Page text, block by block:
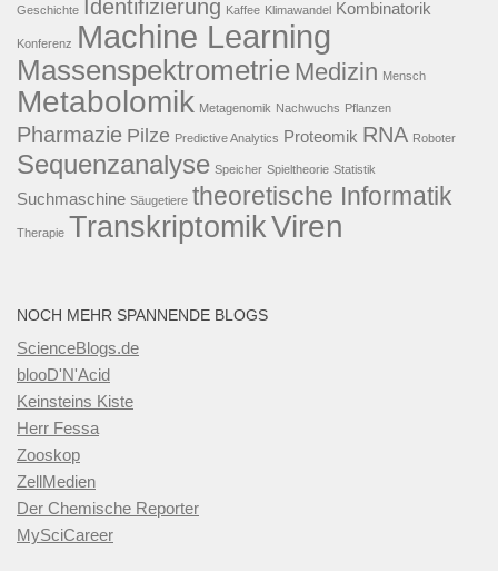
Geschichte Identifizierung Kaffee Klimawandel Kombinatorik
Konferenz Machine Learning
Massenspektrometrie Medizin Mensch
Metabolomik Metagenomik Nachwuchs Pflanzen
Pharmazie Pilze Predictive Analytics Proteomik RNA Roboter
Sequenzanalyse Speicher Spieltheorie Statistik
Suchmaschine Säugetiere theoretische Informatik
Therapie TranskriptomikViren
NOCH MEHR SPANNENDE BLOGS
ScienceBlogs.de
blooD'N'Acid
Keinsteins Kiste
Herr Fessa
Zooskop
ZellMedien
Der Chemische Reporter
MySciCareer